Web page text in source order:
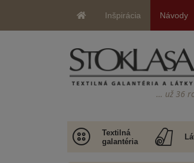
Inšpirácia Návody
… už 36
Textilná
galantéria